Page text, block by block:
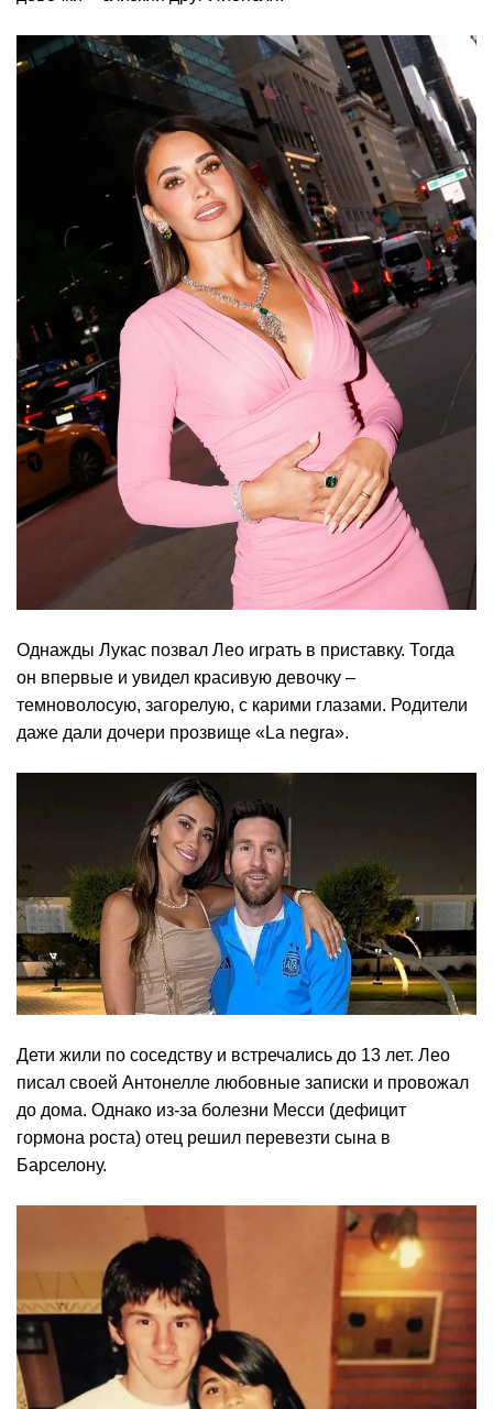
Однажды Лукас позвал Лео играть в приставку. Тогда
он впервые и увидел красивую девочку –
темноволосую, загорелую, с карими глазами. Родители
даже дали дочери прозвище «La negra».
Дети жили по соседству и встречались до 13 лет. Лео
писал своей Антонелле любовные записки и провожал
до дома. Однако из-за болезни Месси (дефицит
гормона роста) отец решил перевезти сына в
Барселону.